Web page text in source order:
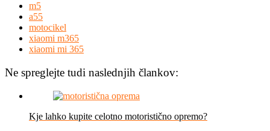
m5
a55
motocikel
xiaomi m365
xiaomi mi 365
Ne spreglejte tudi naslednjih člankov:
Kje lahko kupite celotno motoristično opremo?